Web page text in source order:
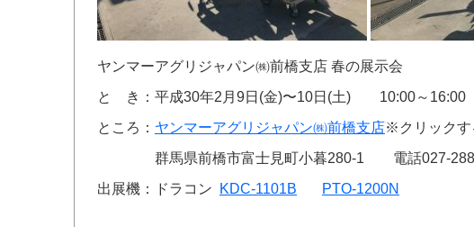
ヤンマーアグリジャパン㈱前橋支店 春の展示会
と き：平成30年2月9日(金)〜10日(土) 10:00～16:00
ところ： ヤンマーアグリジャパン㈱前橋支店※クリックす
群馬県前橋市富士見町小暮280-1 電話027-
出展機：ドラコン
KDC-1101B PTO-1200N